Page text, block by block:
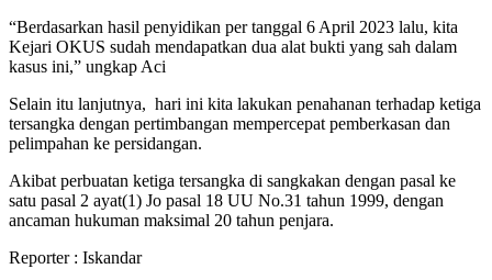
“Berdasarkan hasil penyidikan per tanggal 6 April 2023 lalu, kita
Kejari OKUS sudah mendapatkan dua alat bukti yang sah dalam
kasus ini,” ungkap Aci
Selain itu lanjutnya, hari ini kita lakukan penahanan terhadap ketiga
tersangka dengan pertimbangan mempercepat pemberkasan dan
pelimpahan ke persidangan.
Akibat perbuatan ketiga tersangka di sangkakan dengan pasal ke
satu pasal 2 ayat(1) Jo pasal 18 UU No.31 tahun 1999, dengan
ancaman hukuman maksimal 20 tahun penjara.
Reporter : Iskandar